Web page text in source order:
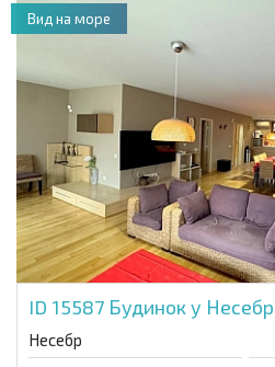
ID 15587 Будинок у
Несебр
Вид на море